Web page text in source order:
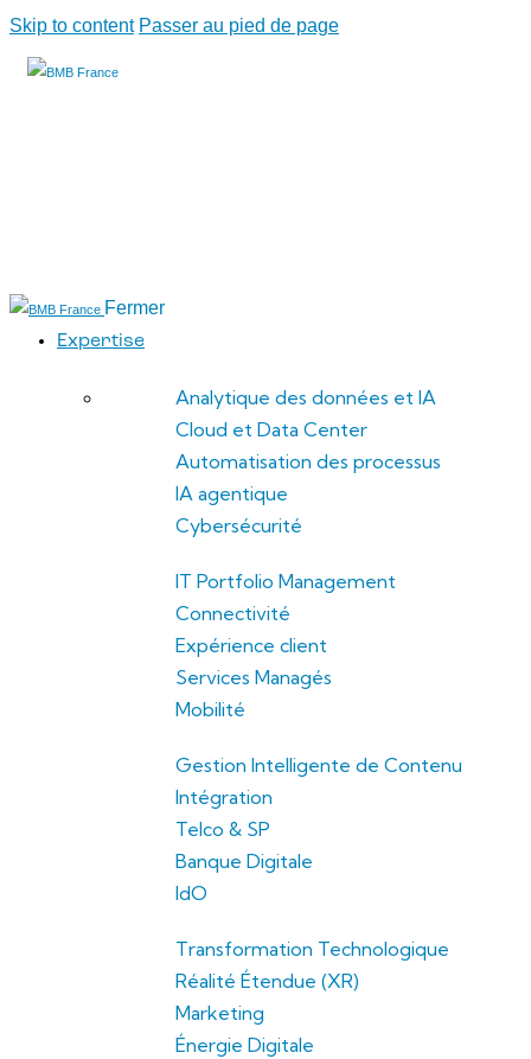
Skip to content Passer au pied de page
Fermer
Expertise
Analytique des données et IA
Cloud et Data Center
Automatisation des processus
IA agentique
Cybersécurité
IT Portfolio Management
Connectivité
Expérience client
Services Managés
Mobilité
Gestion Intelligente de Contenu
Intégration
Telco & SP
Banque Digitale
IdO
Transformation Technologique
Réalité Étendue (XR)
Marketing
Énergie Digitale